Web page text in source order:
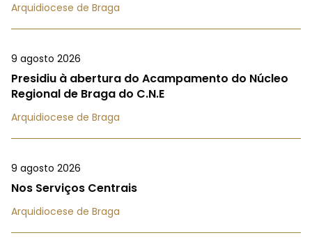
Arquidiocese de Braga
9 agosto 2026
Presidiu à abertura do Acampamento do Núcleo
Regional de Braga do C.N.E
Arquidiocese de Braga
9 agosto 2026
Nos Serviços Centrais
Arquidiocese de Braga